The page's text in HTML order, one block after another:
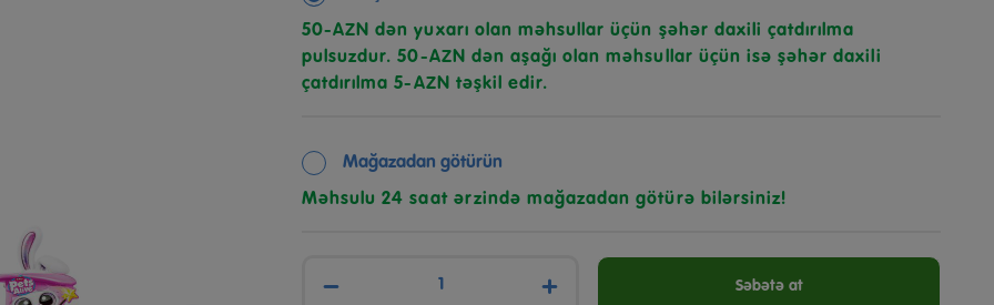
50-AZN dən yuxarı olan məhsullar üçün şəhər daxili çatdırılma
pulsuzdur. 50-AZN dən aşağı olan məhsullar üçün isə şəhər daxili
çatdırılma 5-AZN təşkil edir.
Mağazadan götürün
Məhsulu 24 saat ərzində mağazadan götürə bilərsiniz!
− + Səbətə at